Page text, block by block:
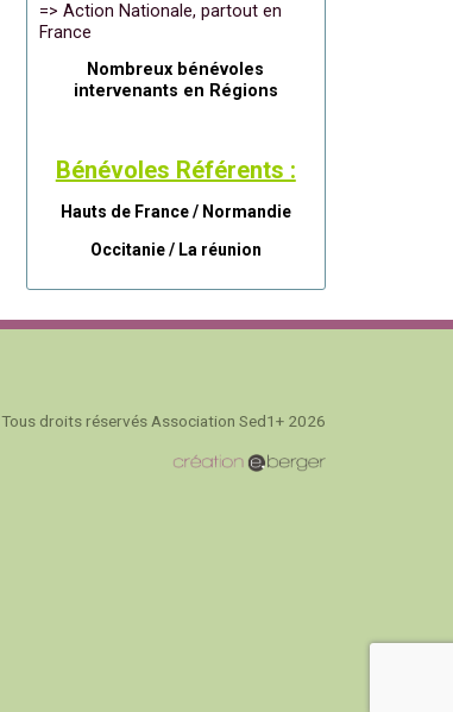
=> Action Nationale, partout en
France
Nombreux bénévoles
intervenants en Régions
Bénévoles Référents :
Hauts de France / Normandie
Occitanie / La réunion
Tous droits réservés Association Sed1+ 2026